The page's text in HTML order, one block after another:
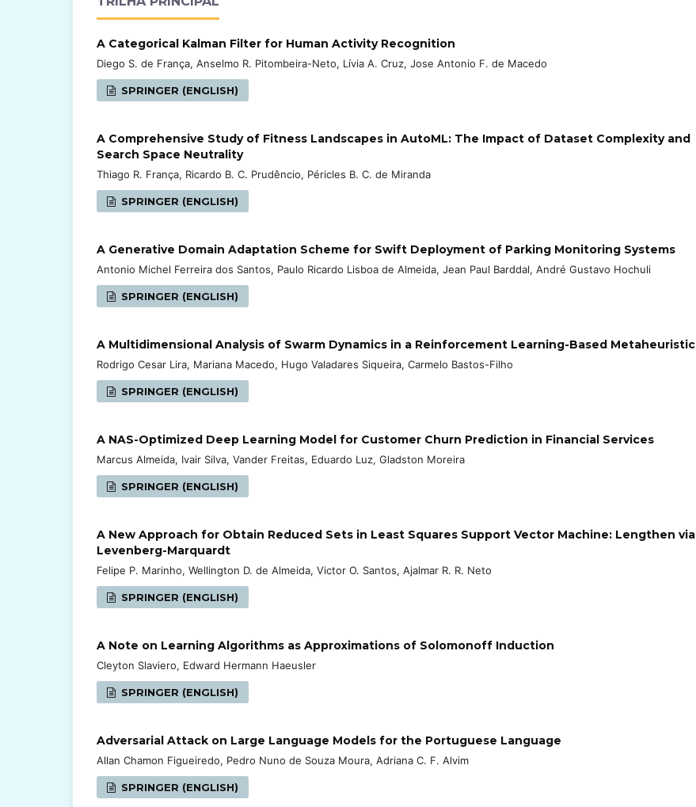
A Categorical Kalman Filter for Human Activity Recognition
Diego S. de França, Anselmo R. Pitombeira-Neto, Lívia A. Cruz, Jose Antonio F. de Macedo
SPRINGER (ENGLISH)
A Comprehensive Study of Fitness Landscapes in AutoML: The Impact of Dataset Complexity and
Search Space Neutrality
Thiago R. França, Ricardo B. C. Prudêncio, Péricles B. C. de Miranda
SPRINGER (ENGLISH)
A Generative Domain Adaptation Scheme for Swift Deployment of Parking Monitoring Systems
Antonio Michel Ferreira dos Santos, Paulo Ricardo Lisboa de Almeida, Jean Paul Barddal, André Gustavo Hochuli
SPRINGER (ENGLISH)
A Multidimensional Analysis of Swarm Dynamics in a Reinforcement Learning-Based Metaheuristic
Rodrigo Cesar Lira, Mariana Macedo, Hugo Valadares Siqueira, Carmelo Bastos-Filho
SPRINGER (ENGLISH)
A NAS-Optimized Deep Learning Model for Customer Churn Prediction in Financial Services
Marcus Almeida, Ivair Silva, Vander Freitas, Eduardo Luz, Gladston Moreira
SPRINGER (ENGLISH)
A New Approach for Obtain Reduced Sets in Least Squares Support Vector Machine: Lengthen via
Levenberg-Marquardt
Felipe P. Marinho, Wellington D. de Almeida, Victor O. Santos, Ajalmar R. R. Neto
SPRINGER (ENGLISH)
A Note on Learning Algorithms as Approximations of Solomonoff Induction
Cleyton Slaviero, Edward Hermann Haeusler
SPRINGER (ENGLISH)
Adversarial Attack on Large Language Models for the Portuguese Language
Allan Chamon Figueiredo, Pedro Nuno de Souza Moura, Adriana C. F. Alvim
SPRINGER (ENGLISH)